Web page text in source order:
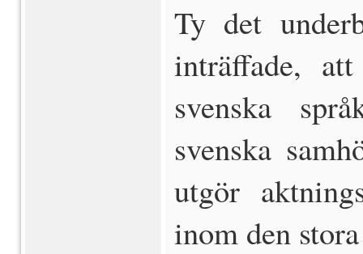
Ty det
inträffade,
svenska
svenska
utgör
inom den